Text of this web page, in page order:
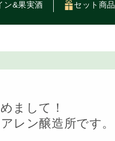
ン&果実酒 セット商品
まして！
レン醸造所です。